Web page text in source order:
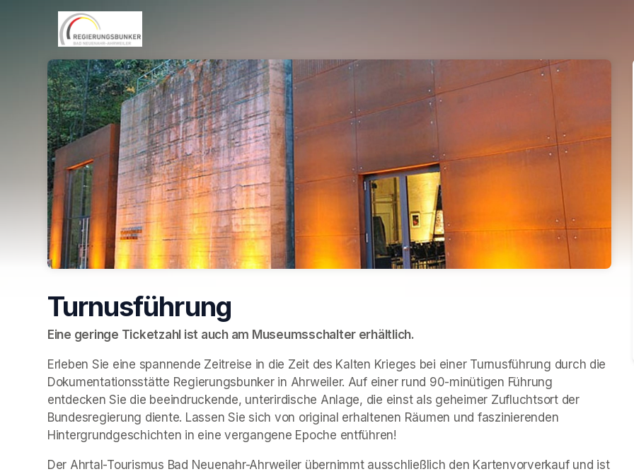
Skip header
Turnusführung
Eine geringe Ticketzahl ist auch am Museumsschalter erhältlich.
Erleben Sie eine spannende Zeitreise in die Zeit des Kalten Krieges bei einer Turnusführung durch die
Dokumentationsstätte Regierungsbunker in Ahrweiler. Auf einer rund 90-minütigen Führung
entdecken Sie die beeindruckende, unterirdische Anlage, die einst als geheimer Zufluchtsort der
Bundesregierung diente. Lassen Sie sich von original erhaltenen Räumen und faszinierenden
Hintergrundgeschichten in eine vergangene Epoche entführen!
Der Ahrtal-Tourismus Bad Neuenahr-Ahrweiler übernimmt ausschließlich den Kartenvorverkauf und ist